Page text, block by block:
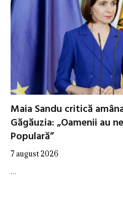
Maia Sandu critică
Găgăuzia: „Oamenii au
Populară”
7 august 2026
…